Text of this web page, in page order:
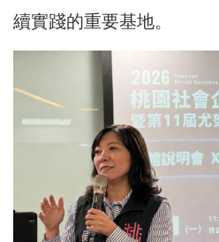
續實踐的重要基地。